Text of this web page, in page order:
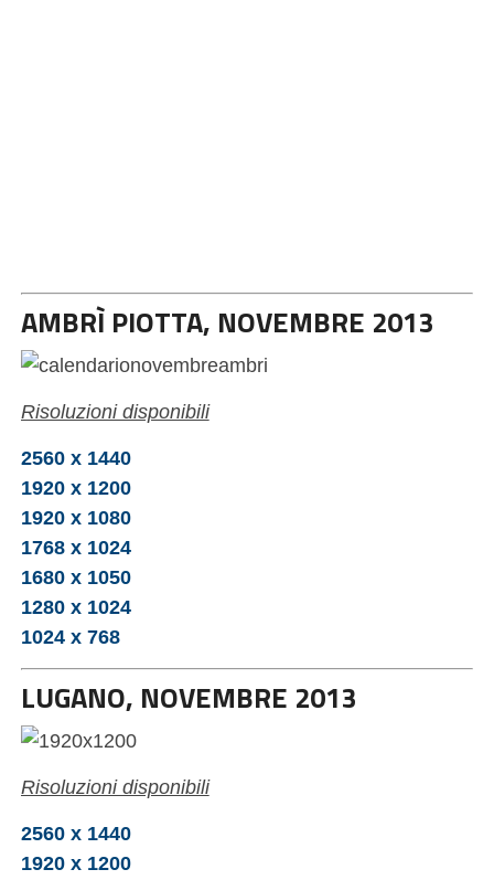
AMBRÌ PIOTTA, NOVEMBRE 2013
Risoluzioni disponibili
2560 x 1440
1920 x 1200
1920 x 1080
1768 x 1024
1680 x 1050
1280 x 1024
1024 x 768
LUGANO, NOVEMBRE 2013
Risoluzioni disponibili
2560 x 1440
1920 x 1200